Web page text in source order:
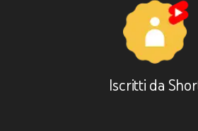
Iscritti da